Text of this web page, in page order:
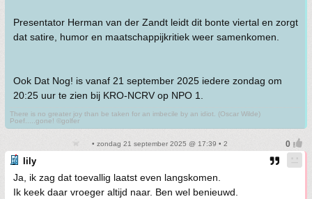
Presentator Herman van der Zandt leidt dit bonte viertal en zorgt
dat satire, humor en maatschappijkritiek weer samenkomen.
Ook Dat Nog! is vanaf 21 september 2025 iedere zondag om
20:25 uur te zien bij KRO-NCRV op NPO 1.
There is no greater joy than be taken for an imbecile by an idiot. (Oscar Wilde)
Poef.....gone! ©golfer
• zondag 21 september 2025 @ 17:39 • 2
lily
Ja, ik zag dat toevallig laatst even langskomen.
Ik keek daar vroeger altijd naar. Ben wel benieuwd.